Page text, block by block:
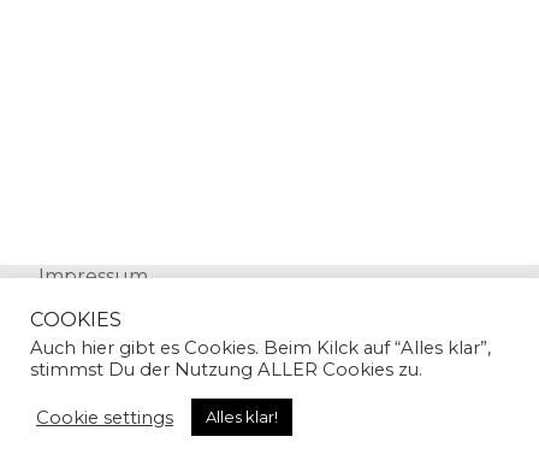
Impressum
© Copyright 2024 | Sandra Gallian | All Rights
COOKIES
Auch hier gibt es Cookies. Beim Kilck auf “Alles klar”,
stimmst Du der Nutzung ALLER Cookies zu.
Cookie settings Alles klar!